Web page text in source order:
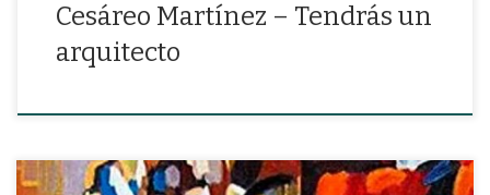
Cesáreo Martínez – Tendrás un
arquitecto